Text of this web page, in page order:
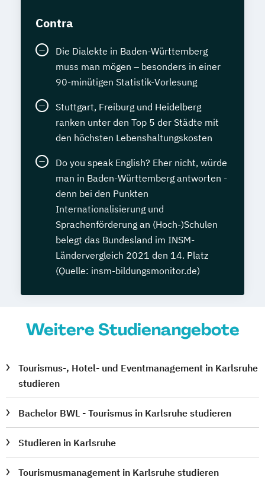
Contra
Die Dialekte in Baden-Württemberg
muss man mögen – besonders in einer
90-minütigen Statistik-Vorlesung
Stuttgart, Freiburg und Heidelberg
ranken unter den Top 5 der Städte mit
den höchsten Lebenshaltungskosten
Do you speak English? Eher nicht, würde
man in Baden-Württemberg antworten -
denn bei den Punkten
Internationalisierung und
Sprachenförderung an (Hoch-)Schulen
belegt das Bundesland im INSM-
Ländervergleich 2021 den 14. Platz
(Quelle: insm-bildungsmonitor.de)
Weitere Studienangebote
Tourismus-, Hotel- und Eventmanagement in Karlsruhe
studieren
Bachelor BWL - Tourismus in Karlsruhe studieren
Studieren in Karlsruhe
Tourismusmanagement in Karlsruhe studieren